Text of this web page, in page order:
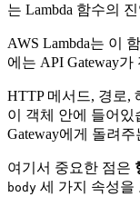
는 Lambda 함수의
AWS Lambda는 이
에는 API Gateway
HTTP 메서드, 경로,
이 객체 안에 들어있
Gateway에게 돌려
여기서 중요한 점은
body 세 가지 속성을